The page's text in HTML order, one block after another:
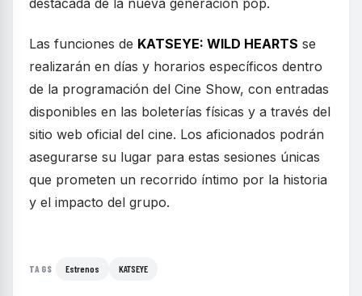
Las funciones de KATSEYE: WILD HEARTS se
realizarán en días y horarios específicos dentro
de la programación del Cine Show, con entradas
disponibles en las boleterías físicas y a través del
sitio web oficial del cine. Los aficionados podrán
asegurarse su lugar para estas sesiones únicas
que prometen un recorrido íntimo por la historia
y el impacto del grupo.
TAGS Estrenos KATSEYE